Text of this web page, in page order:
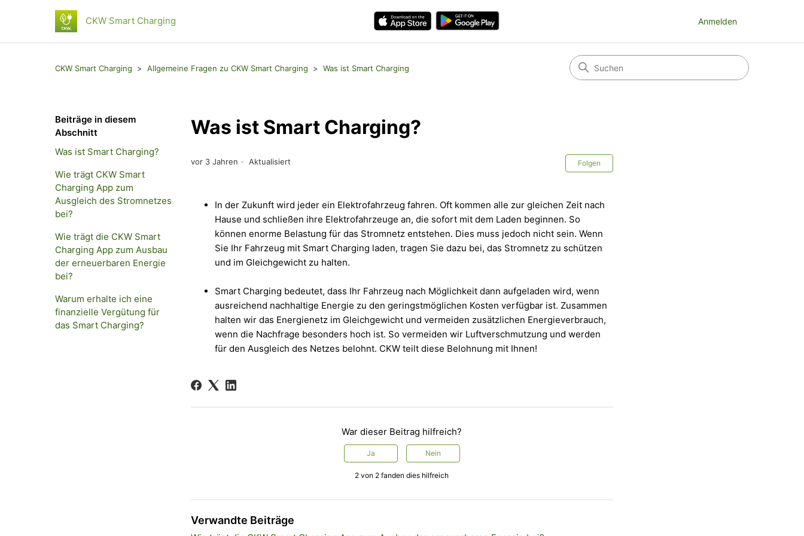
CKW Smart Charging Anmelden
CKW Smart Charging Allgemeine Fragen zu CKW Smart Charging Was ist Smart Charging
Beiträge in diesem
Abschnitt
Was ist Smart Charging?
Wie trägt CKW Smart
Charging App zum
Ausgleich des Stromnetzes
bei?
Wie trägt die CKW Smart
Charging App zum Ausbau
der erneuerbaren Energie
bei?
Warum erhalte ich eine
finanzielle Vergütung für
das Smart Charging?
Was ist Smart Charging?
vor 3 Jahren Aktualisiert Folgen
In der Zukunft wird jeder ein Elektrofahrzeug fahren. Oft kommen alle zur gleichen Zeit nach
Hause und schließen ihre Elektrofahrzeuge an, die sofort mit dem Laden beginnen. So
können enorme Belastung für das Stromnetz entstehen. Dies muss jedoch nicht sein. Wenn
Sie Ihr Fahrzeug mit Smart Charging laden, tragen Sie dazu bei, das Stromnetz zu schützen
und im Gleichgewicht zu halten.
Smart Charging bedeutet, dass Ihr Fahrzeug nach Möglichkeit dann aufgeladen wird, wenn
ausreichend nachhaltige Energie zu den geringstmöglichen Kosten verfügbar ist. Zusammen
halten wir das Energienetz im Gleichgewicht und vermeiden zusätzlichen Energieverbrauch,
wenn die Nachfrage besonders hoch ist. So vermeiden wir Luftverschmutzung und werden
für den Ausgleich des Netzes belohnt. CKW teilt diese Belohnung mit Ihnen!
War dieser Beitrag hilfreich?
Ja Nein
2 von 2 fanden dies hilfreich
Verwandte Beiträge